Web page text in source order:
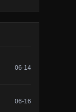
06-14
06-16